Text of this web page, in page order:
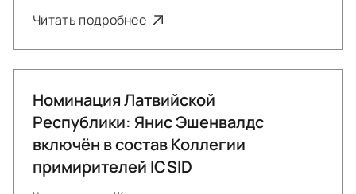
Читать подробнее
Номинация Латвийской
Республики: Янис Эшенвалдс
включён в состав Коллегии
примирителей ICSID